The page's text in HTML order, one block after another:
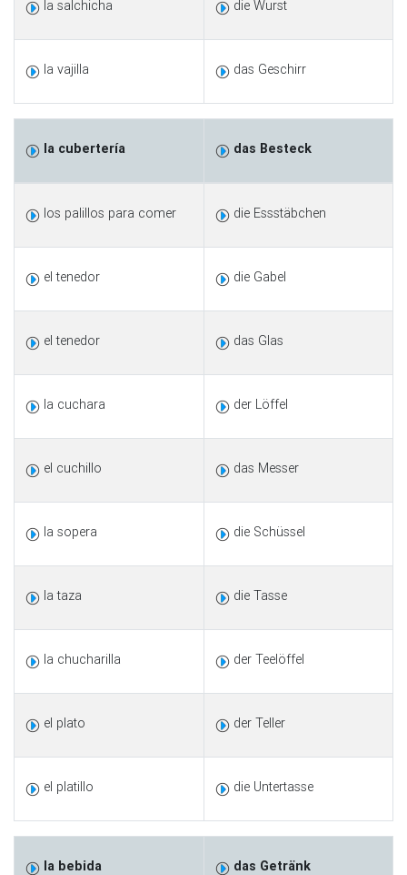
la salchicha die Wurst
la vajilla das Geschirr
la cubertería das Besteck
los palillos para comer die Essstäbchen
el tenedor die Gabel
el tenedor das Glas
la cuchara der Löffel
el cuchillo das Messer
la sopera die Schüssel
la taza die Tasse
la chucharilla der Teelöffel
el plato der Teller
el platillo die Untertasse
la bebida das Getränk